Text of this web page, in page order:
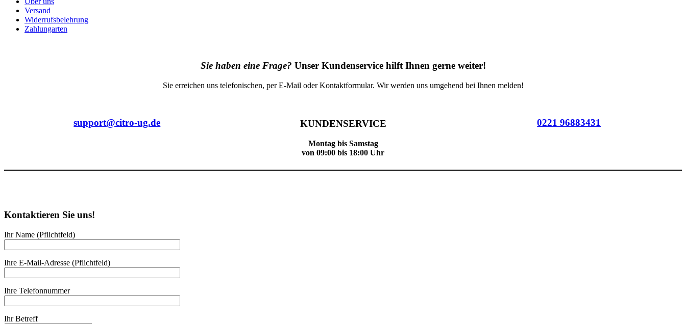
Versand
Widerrufsbelehrung
Zahlungarten
Sie haben eine Frage? Unser Kundenservice hilft Ihnen gerne weiter!
Sie erreichen uns telefonischen, per E-Mail oder Kontaktformular. Wir werden uns umgehend bei Ihnen melden!
support@citro-ug.de KUNDENSERVICE
Montag bis Samstag
von 09:00 bis 18:00 Uhr
0221 96883431
Kontaktieren Sie uns!
Ihr Name (Pflichtfeld)
Ihre E-Mail-Adresse (Pflichtfeld)
Ihre Telefonnummer
Ihr Betreff